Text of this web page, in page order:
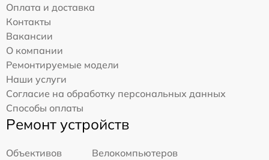
Оплата и доставка
Контакты
Вакансии
О компании
Ремонтируемые модели
Наши услуги
Согласие на обработку персональных данных
Способы оплаты
Ремонт устройств
Объективов
Велокомпьютеров